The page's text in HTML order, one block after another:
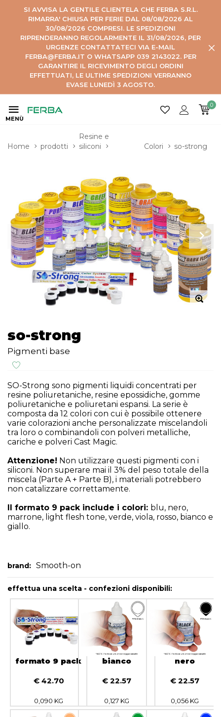
SI AVVISA LA GENTILE CLIENTELA CHE FERBA S.R.L.
RIMARRA' CHIUSA PER FERIE DAL 08/08/2026 AL
30/08/2026 COMPRESI. LE SPEDIZIONI
RIPRENDERANNO REGOLARMENTE IL 31/08/2026, PER
URGENZE CONTATTATECI VIA E-MAIL
FERBA@FERBA.IT O WHATSAPP 039 2143022. PER
GARANTIRE IL RICEVIMENTO DEGLI ORDINI
EFFETTUATI, LE ULTIME SPEDIZIONI VERRANNO
EVASE LUNEDÌ 3 AGOSTO.
MENÙ
0
Home prodotti
Resine e
siliconi
Colori so-strong
so-strong
Pigmenti base
SO-Strong sono pigmenti liquidi concentrati per
resine poliuretaniche, resine epossidiche, gomme
poliuretaniche e poliuretani espansi. La serie è
composta da 12 colori con cui è possibile ottenere
varie colorazioni anche personalizzate miscelandoli
tra loro o combinandoli con polveri metalliche,
cariche e polveri Cast Magic.
Attenzione! Non utilizzare questi pigmenti con i
siliconi. Non superare mai il 3% del peso totale della
miscela (Parte A + Parte B), i materiali potrebbero
non catalizzare correttamente.
Il formato 9 pack include i colori: blu, nero,
marrone, light flesh tone, verde, viola, rosso, bianco e
giallo.
brand: Smooth-on
effettua una scelta - confezioni disponibili:
formato 9 pack
€ 42.70
0,090 KG
bianco
€ 22.57
0,127 KG
nero
€ 22.57
0,056 KG